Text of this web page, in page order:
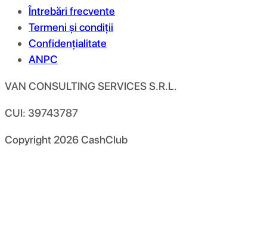
Întrebări frecvente
Termeni și condiții
Confidențialitate
ANPC
VAN CONSULTING SERVICES S.R.L.
CUI: 39743787
Copyright 2026CashClub